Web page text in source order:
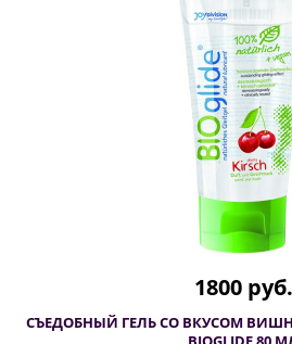
1800 руб.
СЪЕДОБНЫЙ ГЕЛЬ СО ВКУСОМ